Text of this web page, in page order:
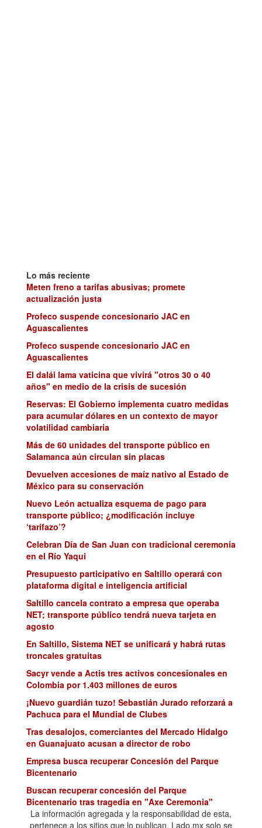
Lo más reciente
Meten freno a tarifas abusivas; promete
actualización justa
Profeco suspende concesionario JAC en
Aguascalientes
Profeco suspende concesionario JAC en
Aguascalientes
El dalái lama vaticina que vivirá "otros 30 o 40
años" en medio de la crisis de sucesión
Reservas: El Gobierno implementa cuatro medidas
para acumular dólares en un contexto de mayor
volatilidad cambiaria
Más de 60 unidades del transporte público en
Salamanca aún circulan sin placas
Devuelven accesiones de maíz nativo al Estado de
México para su conservación
Nuevo León actualiza esquema de pago para
transporte público; ¿modificación incluye
‘tarifazo’?
Celebran Día de San Juan con tradicional ceremonia
en el Río Yaqui
Presupuesto participativo en Saltillo operará con
plataforma digital e inteligencia artificial
Saltillo cancela contrato a empresa que operaba
NET; transporte público tendrá nueva tarjeta en
agosto
En Saltillo, Sistema NET se unificará y habrá rutas
troncales gratuitas
Sacyr vende a Actis tres activos concesionales en
Colombia por 1.403 millones de euros
¡Nuevo guardián tuzo! Sebastián Jurado reforzará a
Pachuca para el Mundial de Clubes
Tras desalojos, comerciantes del Mercado Hidalgo
en Guanajuato acusan a director de robo
Empresa busca recuperar Concesión del Parque
Bicentenario
Buscan recuperar concesión del Parque
Bicentenario tras tragedia en "Axe Ceremonia"
Esta marca de autos no había lanzado nada en casi
La información agregada y la responsabilidad de esta,
pertenece a los sitios que lo publican. Lado.mx solo se